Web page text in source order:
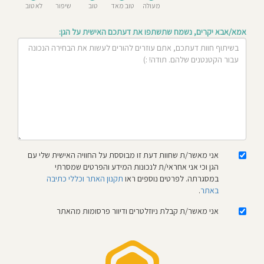
מעולה טוב מאד טוב
שיפור
לא טוב
אמא/אבא יקרים, נשמח שתשתפו את דעתכם האישית על הגן:
אני מאשר/ת שחוות דעת זו מבוססת על החוויה האישית שלי עם
הגן וכי אני אחראי/ת לנכונות המידע והפרטים שמסרתי
במסגרתה. לפרטים נוספים ראו תקנון האתר וכללי כתיבה
באתר.
אני מאשר/ת קבלת ניוזלטרים ודיוור פרסומות מהאתר